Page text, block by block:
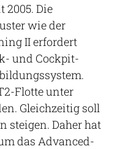
2005. Die
wie der
II erfordert
und Cockpit-
Flotte unter
Gleichzeitig soll
steigen. Daher hat
das Advanced-